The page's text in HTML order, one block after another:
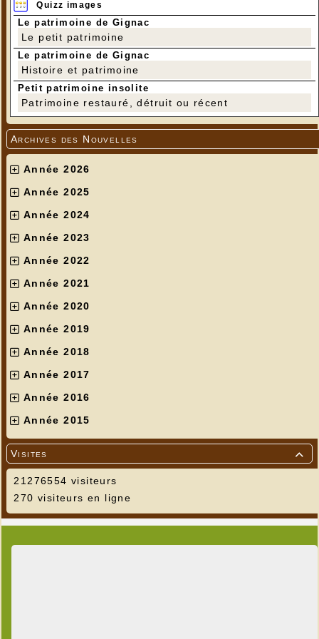
Quizz images
Le patrimoine de Gignac
Le petit patrimoine
Le patrimoine de Gignac
Histoire et patrimoine
Petit patrimoine insolite
Patrimoine restauré, détruit ou récent
Archives des Nouvelles
Année 2026
Année 2025
Année 2024
Année 2023
Année 2022
Année 2021
Année 2020
Année 2019
Année 2018
Année 2017
Année 2016
Année 2015

Visites
21276554 visiteurs
270 visiteurs en ligne